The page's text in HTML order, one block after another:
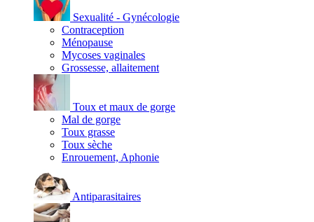
Sexualité - Gynécologie
Contraception
Ménopause
Mycoses vaginales
Grossesse, allaitement
Toux et maux de gorge
Mal de gorge
Toux grasse
Toux sèche
Enrouement, Aphonie
Antiparasitaires